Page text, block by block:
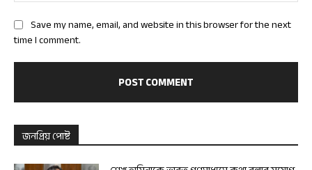
Save my name, email, and website in this browser for the next
time I comment.
জনপ্রিয় পোষ্ট